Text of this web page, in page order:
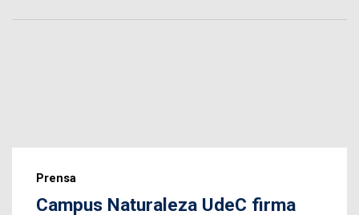
Prensa
Campus Naturaleza UdeC firma